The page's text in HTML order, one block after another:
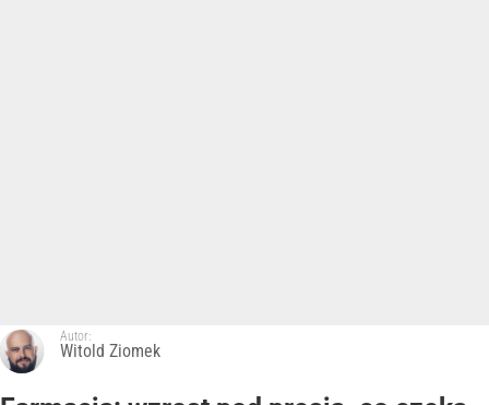
Autor:
Witold Ziomek